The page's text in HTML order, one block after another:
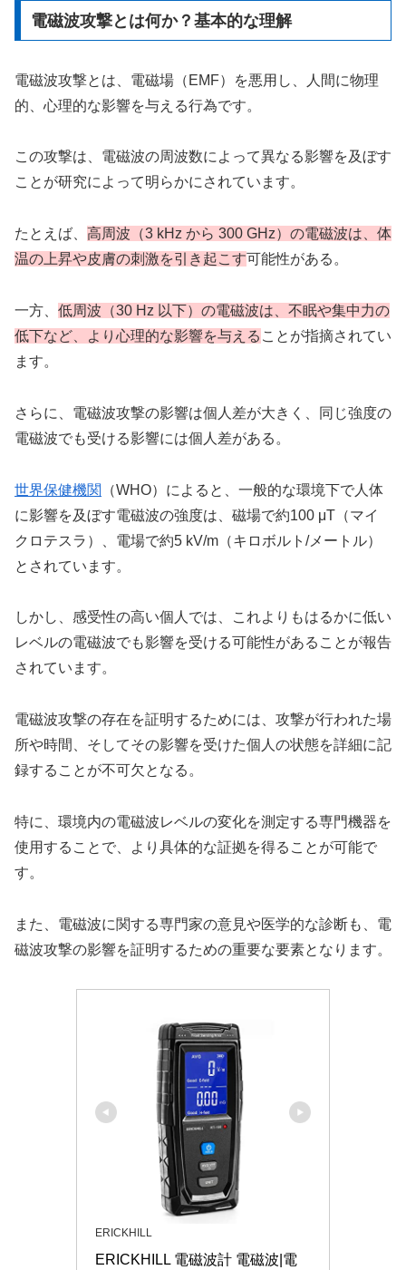
電磁波攻撃とは何か？基本的な理解
電磁波攻撃とは、電磁場（EMF）を悪用し、人間に物理
的、心理的な影響を与える行為です。
この攻撃は、電磁波の周波数によって異なる影響を及ぼす
ことが研究によって明らかにされています。
たとえば、 高周波（3 kHz から 300 GHz）の電磁波は、体
温の上昇や皮膚の刺激を引き起こす可能性がある。
一方、 低周波（30 Hz 以下）の電磁波は、不眠や集中力の
低下など、より心理的な影響を与える ことが指摘されてい
ます。
さらに、電磁波攻撃の影響は個人差が大きく、同じ強度の
電磁波でも受ける影響には個人差がある。
世界保健機関
（WHO）によると、一般的な環境下で人体
に影響を及ぼす電磁波の強度は、磁場で約100 μT（マイ
クロテスラ）、電場で約5 kV/m（キロボルト/メートル）
とされています。
しかし、感受性の高い個人では、これよりもはるかに低い
レベルの電磁波でも影響を受ける可能性があることが報告
されています。
電磁波攻撃の存在を証明するためには、攻撃が行われた場
所や時間、そしてその影響を受けた個人の状態を詳細に記
録することが不可欠となる。
特に、環境内の電磁波レベルの変化を測定する専門機器を
使用することで、より具体的な証拠を得ることが可能で
す。
また、電磁波に関する専門家の意見や医学的な診断も、電
磁波攻撃の影響を証明するための重要な要素となります。
ERICKHILL
ERICKHILL 電磁波計 電磁波|電